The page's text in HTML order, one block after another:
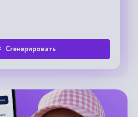
Сгенерировать